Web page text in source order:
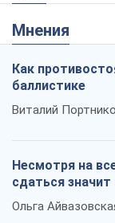
Мнения
Как
баллистике
Виталий
Несмотря на
сдаться
Ольга